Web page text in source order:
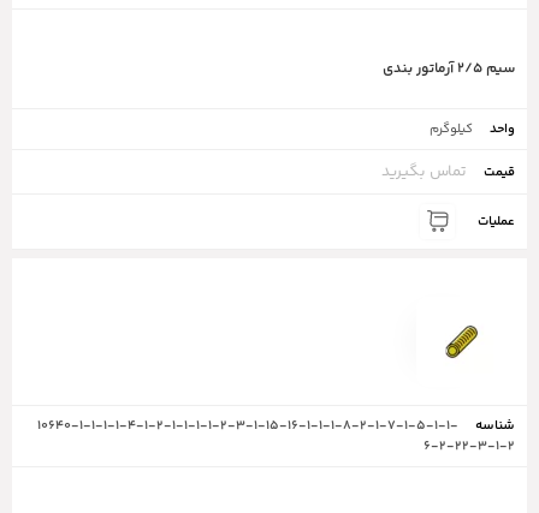
سیم ۲/۵ آرماتور بندی
کیلوگرم
تماس بگیرید
10640-1-1-1-1-4-1-2-1-1-1-1-2-3-1-15-16-1-1-1-8-2-1-7-1-5-1-1-
6-2-22-3-1-2